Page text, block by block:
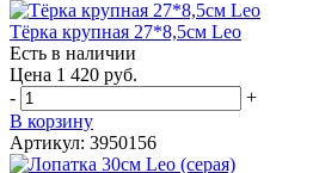
Тёрка крупная 27*8,5см Leo
Есть в наличии
Цена 1 420 руб.
-
+
В корзину
Артикул: 3950156